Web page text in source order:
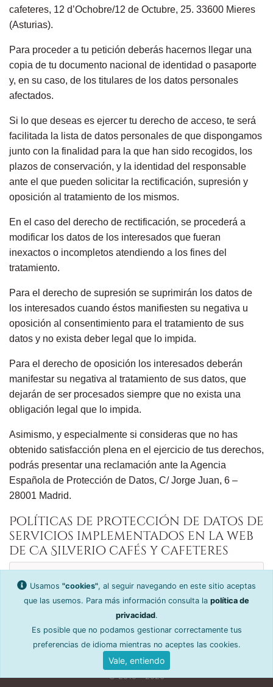
cafeteres, 12 d’Ochobre/12 de Octubre, 25. 33600 Mieres
(Asturias).
Para proceder a tu petición deberás hacernos llegar una
copia de tu documento nacional de identidad o pasaporte
y, en su caso, de los titulares de los datos personales
afectados.
Si lo que deseas es ejercer tu derecho de acceso, te será
facilitada la lista de datos personales de que dispongamos
junto con la finalidad para la que han sido recogidos, los
plazos de conservación, y la identidad del responsable
ante el que pueden solicitar la rectificación, supresión y
oposición al tratamiento de los mismos.
En el caso del derecho de rectificación, se procederá a
modificar los datos de los interesados que fueran
inexactos o incompletos atendiendo a los fines del
tratamiento.
Para el derecho de supresión se suprimirán los datos de
los interesados cuando éstos manifiesten su negativa u
oposición al consentimiento para el tratamiento de sus
datos y no exista deber legal que lo impida.
Para el derecho de oposición los interesados deberán
manifestar su negativa al tratamiento de sus datos, que
dejarán de ser procesados siempre que no exista una
obligación legal que lo impida.
Asimismo, y especialmente si consideras que no has
obtenido satisfacción plena en el ejercicio de tus derechos,
podrás presentar una reclamación ante la Agencia
Española de Protección de Datos, C/ Jorge Juan, 6 –
28001 Madrid.
Políticas de protección de datos de
servicios implementados en la web
de Ca Silverio cafés y cafeteres
No usamos cookies de IONOS, usamos servicios de
alojamiento
Política de privacidad
Cŕeditos y software
Condiciones de uso y venta
Ayuda y devoluciones
© 2019 - 2026
Usamos "cookies", al seguir navegando en este sitio aceptas
que las usemos. Para más información consulta la política de
privacidad.
Es posible que no podamos gestionar correctamente tus
preferencias de idioma mientras no aceptes las cookies.
Vale, entiendo